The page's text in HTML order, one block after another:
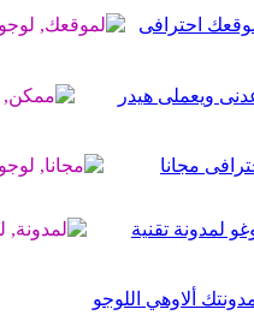
احترافى
ويعملى هيدر
مجانا
لمدونة تقنية
ألاوهي اللوجو